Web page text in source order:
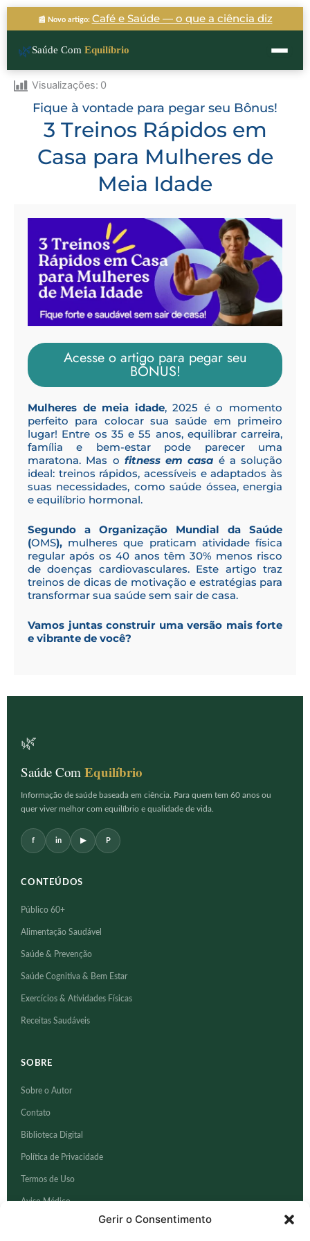
Gerir o Consentimento
conteúdo
📰 Novo artigo: Café e Saúde — o que a ciência diz
🌿Saúde Com Equilíbrio
Visualizações: 0
Fique à vontade para pegar seu Bônus!
3 Treinos Rápidos em
Casa para Mulheres de
Meia Idade
Acesse o artigo para pegar seu
BÔNUS!
Mulheres de meia idade, 2025 é o momento
perfeito para colocar sua saúde em primeiro
lugar! Entre os 35 e 55 anos, equilibrar carreira,
família e bem-estar pode parecer uma
maratona. Mas o fitness em casa é a solução
ideal: treinos rápidos, acessíveis e adaptados às
suas necessidades, como saúde óssea, energia
e equilíbrio hormonal.
Segundo a Organização Mundial da Saúde
(OMS), mulheres que praticam atividade física
regular após os 40 anos têm 30% menos risco
de doenças cardiovasculares. Este artigo traz
treinos de dicas de motivação e estratégias para
transformar sua saúde sem sair de casa.
Vamos juntas construir uma versão mais forte
e vibrante de você?
🌿
Saúde Com Equilíbrio
Informação de saúde baseada em ciência. Para quem tem 60 anos ou
quer viver melhor com equilíbrio e qualidade de vida.
f in ▶ P
CONTEÚDOS
Público 60+
Alimentação Saudável
Saúde & Prevenção
Saúde Cognitiva & Bem Estar
Exercícios & Atividades Físicas
Receitas Saudáveis
SOBRE
Sobre o Autor
Contato
Biblioteca Digital
Política de Privacidade
Termos de Uso
Aviso Médico